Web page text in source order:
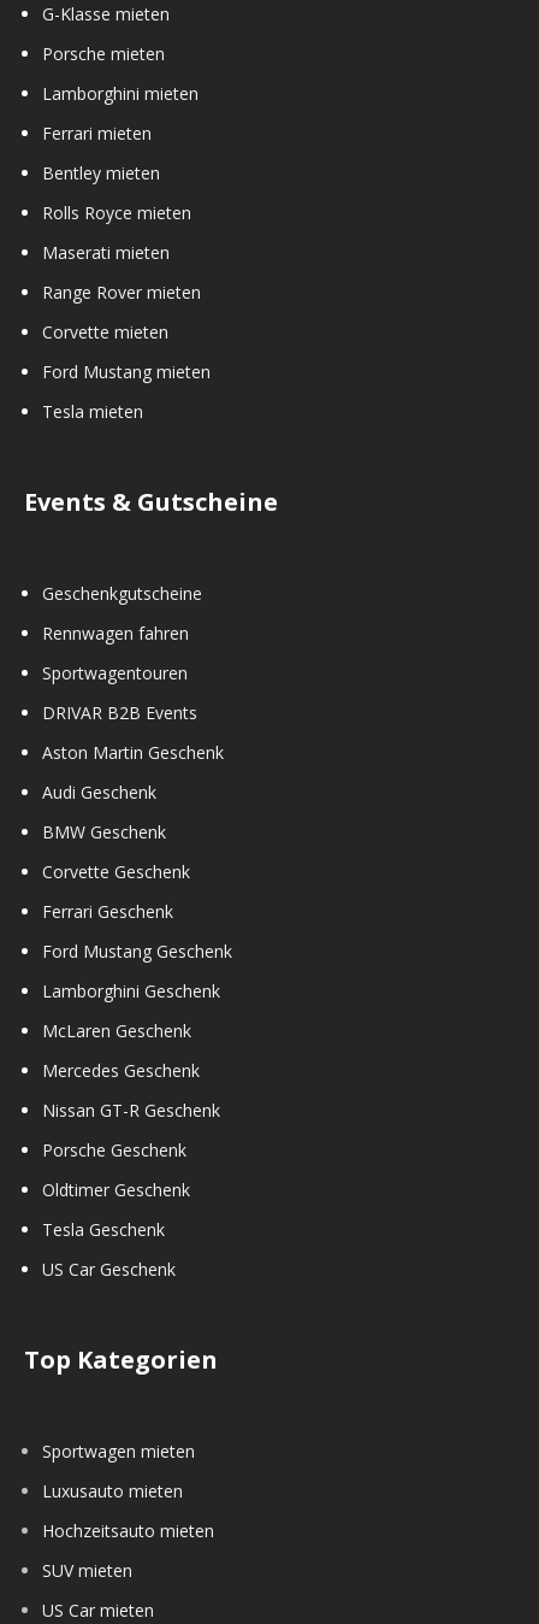
G-Klasse mieten
Porsche mieten
Lamborghini mieten
Ferrari mieten
Bentley mieten
Rolls Royce mieten
Maserati mieten
Range Rover mieten
Corvette mieten
Ford Mustang mieten
Tesla mieten
Events & Gutscheine
Geschenkgutscheine
Rennwagen fahren
Sportwagentouren
DRIVAR B2B Events
Aston Martin Geschenk
Audi Geschenk
BMW Geschenk
Corvette Geschenk
Ferrari Geschenk
Ford Mustang Geschenk
Lamborghini Geschenk
McLaren Geschenk
Mercedes Geschenk
Nissan GT-R Geschenk
Porsche Geschenk
Oldtimer Geschenk
Tesla Geschenk
US Car Geschenk
Top Kategorien
Sportwagen mieten
Luxusauto mieten
Hochzeitsauto mieten
SUV mieten
US Car mieten